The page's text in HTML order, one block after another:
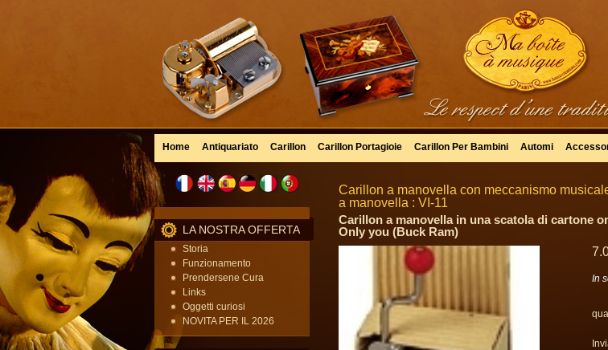
Home Antiquariato Carillon Carillon Portagioie Carillon Per Bambini Automi
LA NOSTRA OFFERTA
Storia
Funzionamento
Prendersene Cura
Links
Oggetti curiosi
NOVITA PER IL 2026
Carillon a manovella con meccanismo
a manovella : VI-11
Carillon a manovella in una scatola di cartone
Only you (Buck Ram)
7
In